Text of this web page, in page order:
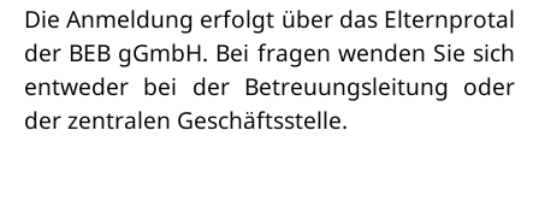
Die Anmeldung erfolgt über das Elternprotal
der BEB gGmbH. Bei fragen wenden Sie sich
entweder bei der Betreuungsleitung oder
der zentralen Geschäftsstelle.